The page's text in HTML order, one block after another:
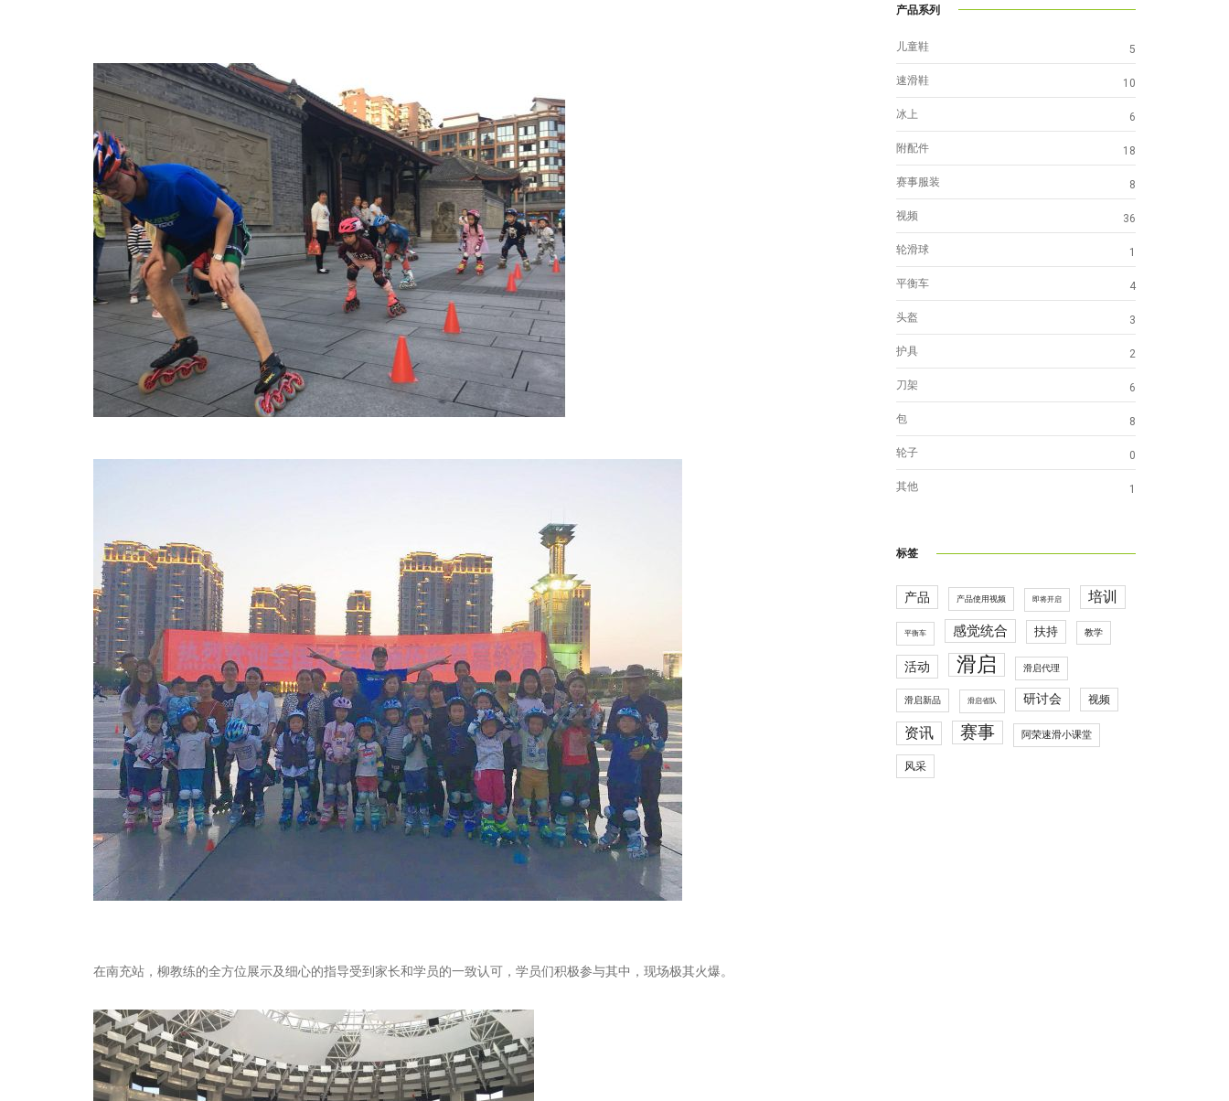
在南充站，柳教练的全方位展示及细心的指导受到家长和学员的一致认可，学员们积极参与其中，现场极其火爆。
产品系列
儿童鞋 5
速滑鞋 10
冰上 6
附配件 18
赛事服装 8
视频 36
轮滑球 1
平衡车 4
头盔 3
护具 2
刀架 6
包 8
轮子 0
其他 1
标签
产品 产品使用视频 即将开启 培训
平衡车 感觉统合 扶持 教学
活动 滑启 滑启代理
滑启新品 滑启省队 研讨会 视频
资讯 赛事 阿荣速滑小课堂
风采